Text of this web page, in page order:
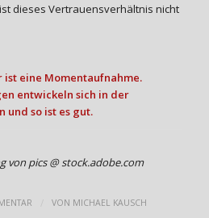
dieses Vertrauensverhältnis nicht
ist eine Momentaufnahme.
entwickeln sich in der
und so ist es gut.
von pics @ stock.adobe.com
VON MICHAEL KAUSCH